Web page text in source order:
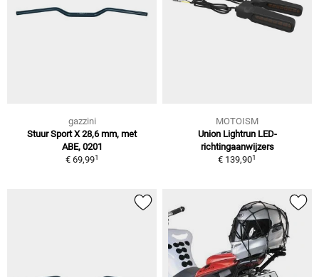
gazzini
Stuur Sport X 28,6 mm, met
ABE, 0201
€ 69,991
MOTOISM
Union Lightrun LED-
richtingaanwijzers
€ 139,901